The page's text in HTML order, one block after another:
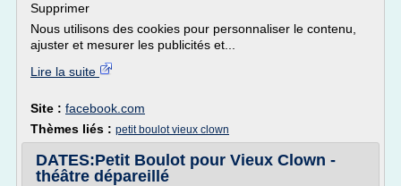
Supprimer
Nous utilisons des cookies pour personnaliser le contenu,
ajuster et mesurer les publicités et...
Lire la suite
Site : facebook.com
Thèmes liés : petit boulot vieux clown
DATES:Petit Boulot pour Vieux Clown -
théâtre dépareillé